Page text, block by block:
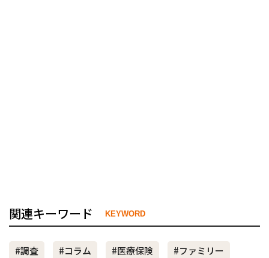
関連キーワード KEYWORD
#調査 #コラム #医療保険 #ファミリー